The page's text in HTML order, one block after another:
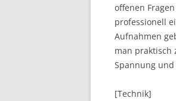
offenen
professionell
Aufnahmen
man praktisch
Spannung
[Technik]